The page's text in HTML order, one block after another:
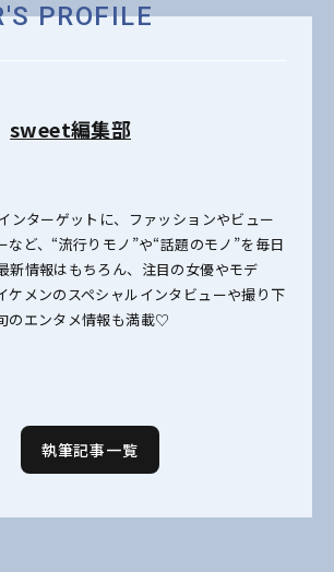
PROFILE
sweet編集部
ンターゲットに、ファッションやビュー
など、“流行りモノ”や“話題のモノ”を毎日
新情報はもちろん、注目の女優やモデ
ケメンのスペシャルインタビューや撮り下
のエンタメ情報も満載♡
執筆記事一覧